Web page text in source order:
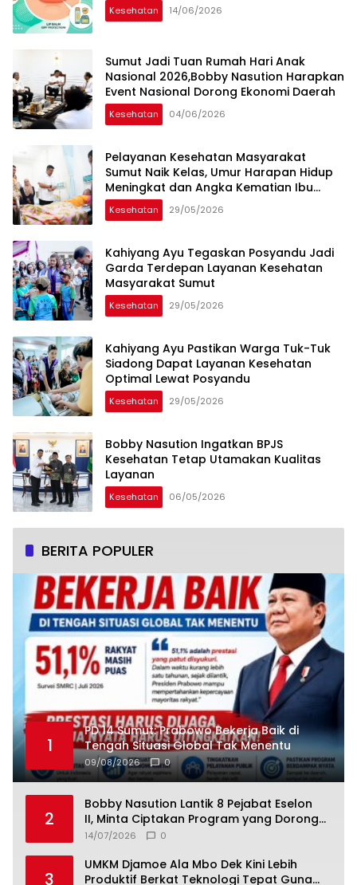
Kesehatan 14/06/2026
Sumut Jadi Tuan Rumah Hari Anak
Nasional 2026,Bobby Nasution Harapkan
Event Nasional Dorong Ekonomi Daerah
Kesehatan 04/06/2026
Pelayanan Kesehatan Masyarakat
Sumut Naik Kelas, Umur Harapan Hidup
Meningkat dan Angka Kematian Ibu
Turun Signifikan
Kesehatan 29/05/2026
Kahiyang Ayu Tegaskan Posyandu Jadi
Garda Terdepan Layanan Kesehatan
Masyarakat Sumut
Kesehatan 29/05/2026
Kahiyang Ayu Pastikan Warga Tuk-Tuk
Siadong Dapat Layanan Kesehatan
Optimal Lewat Posyandu
Kesehatan 29/05/2026
Bobby Nasution Ingatkan BPJS
Kesehatan Tetap Utamakan Kualitas
Layanan
Kesehatan 06/05/2026
BERITA POPULER
1
PD 14 Sumut: Prabowo Bekerja Baik di
Tengah Situasi Global Tak Menentu
09/08/2026 0
2
Bobby Nasution Lantik 8 Pejabat Eselon
II, Minta Ciptakan Program yang Dorong
Pertumbuhan Ekonomi
14/07/2026 0
3
UMKM Djamoe Ala Mbo Dek Kini Lebih
Produktif Berkat Teknologi Tepat Guna